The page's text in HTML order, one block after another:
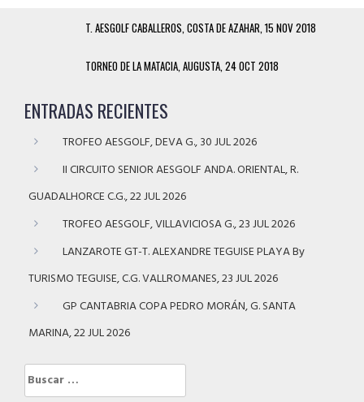
T. AESGOLF CABALLEROS, COSTA DE AZAHAR, 15 NOV 2018
TORNEO DE LA MATACIA, AUGUSTA, 24 OCT 2018
ENTRADAS RECIENTES
TROFEO AESGOLF, DEVA G., 30 JUL 2026
II CIRCUITO SENIOR AESGOLF ANDA. ORIENTAL, R.
GUADALHORCE C.G., 22 JUL 2026
TROFEO AESGOLF, VILLAVICIOSA G., 23 JUL 2026
LANZAROTE GT-T. ALEXANDRE TEGUISE PLAYA By
TURISMO TEGUISE, C.G. VALLROMANES, 23 JUL 2026
GP CANTABRIA COPA PEDRO MORÁN, G. SANTA
MARINA, 22 JUL 2026
Buscar: